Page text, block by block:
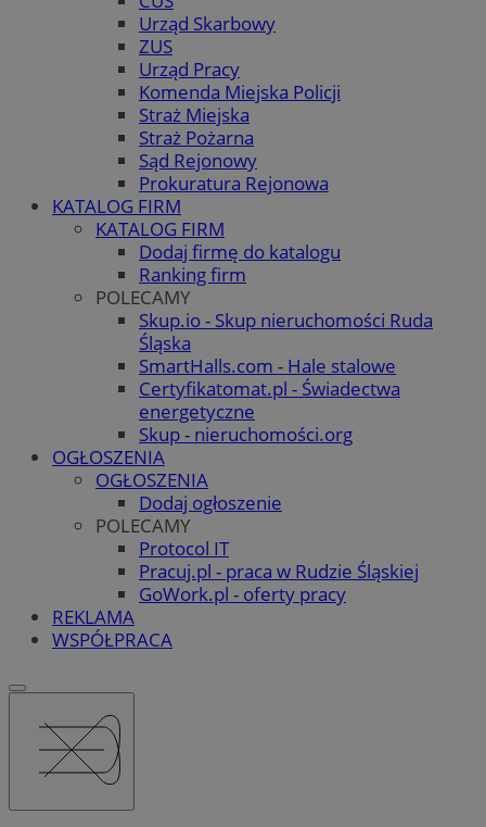
Urząd Skarbowy
ZUS
Urząd Pracy
Komenda Miejska Policji
Straż Miejska
Straż Pożarna
Sąd Rejonowy
Prokuratura Rejonowa
KATALOG FIRM
KATALOG FIRM
Dodaj firmę do katalogu
Ranking firm
POLECAMY
Skup.io - Skup nieruchomości Ruda
Śląska
SmartHalls.com - Hale stalowe
Certyfikatomat.pl - Świadectwa
energetyczne
Skup - nieruchomości.org
OGŁOSZENIA
OGŁOSZENIA
Dodaj ogłoszenie
POLECAMY
Protocol IT
Pracuj.pl - praca w Rudzie Śląskiej
GoWork.pl - oferty pracy
REKLAMA
WSPÓŁPRACA